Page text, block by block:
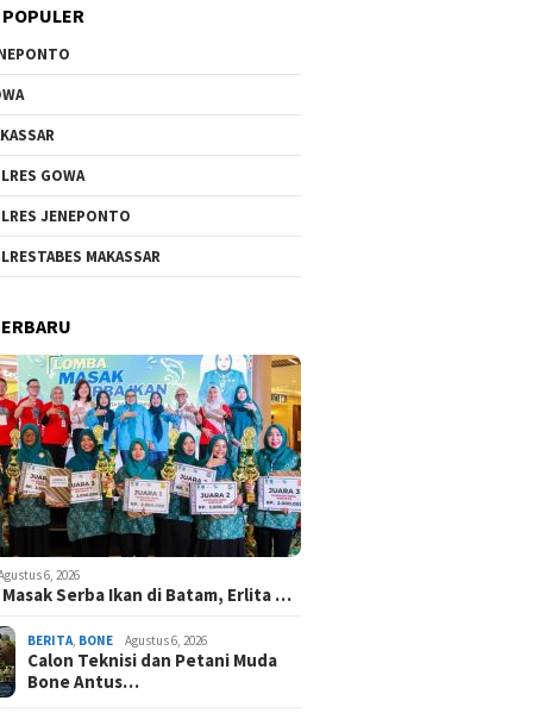
GOWA
JENEPONTO
MAKASSAR
6, 2026
Serba Ikan di Batam, Erlita …
BERITA BONE Agustus 6, 2026
Calon Teknisi dan Petani Muda
Bone Antus…